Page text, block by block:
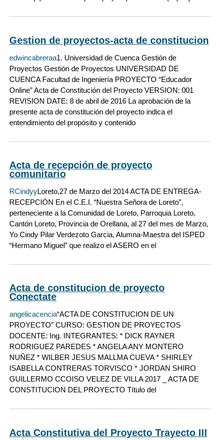
Gestion de proyectos-acta de constitucion
edwincabreraa1. Universidad de Cuenca Gestión de
Proyectos Gestión de Proyectos UNIVERSIDAD DE
CUENCA Facultad de Ingeniería PROYECTO “Educador
Online” Acta de Constitución del Proyecto VERSION: 001
REVISION DATE: 8 de abril de 2016 La aprobación de la
presente acta de constitución del proyecto indica el
entendimiento del propósito y contenido
Acta de recepción de proyecto
comunitario
RCindyyLoreto,27 de Marzo del 2014 ACTA DE ENTREGA-
RECEPCIÓN En el C.E.I. “Nuestra Señora de Loreto”,
perteneciente a la Comunidad de Loreto, Parroquia Loreto,
Cantón Loreto, Provincia de Orellana, al 27 del mes de Marzo,
Yo Cindy Pilar Verdezoto Garcia, Alumna-Maestra del ISPED
“Hermano Miguel” que realizo el ASERO en el
Acta de constitucion de proyecto
Conectate
angelicacencia“ACTA DE CONSTITUCION DE UN
PROYECTO” CURSO: GESTION DE PROYECTOS
DOCENTE: Ing. INTEGRANTES: * DICK RAYNER
RODRIGUEZ PAREDES * ANGELA ANY MONTERO
NUÑEZ * WILBER JESUS MALLMA CUEVA * SHIRLEY
ISABELLA CONTRERAS TORVISCO * JORDAN SHIRO
GUILLERMO CCOISO VELEZ DE VILLA 2017 _ ACTA DE
CONSTITUCION DEL PROYECTO Título del
Acta Constitutiva del Proyecto Trayecto III